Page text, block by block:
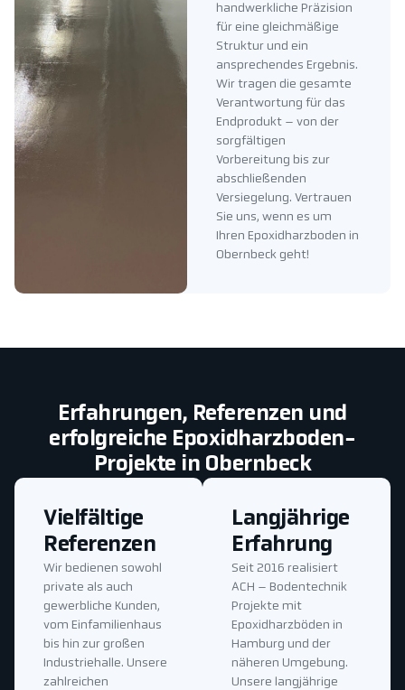
handwerkliche Präzision
für eine gleichmäßige
Struktur und ein
ansprechendes Ergebnis.
Wir tragen die gesamte
Verantwortung für das
Endprodukt – von der
sorgfältigen
Vorbereitung bis zur
abschließenden
Versiegelung. Vertrauen
Sie uns, wenn es um
Ihren Epoxidharzboden in
Obernbeck geht!
Erfahrungen, Referenzen und
erfolgreiche Epoxidharzboden-
Projekte in Obernbeck
Langjährige
Erfahrung
Seit 2016 realisiert
ACH – Bodentechnik
Projekte mit
Epoxidharzböden in
Hamburg und der
näheren Umgebung.
Unsere langjährige
Vielfältige
Referenzen
Wir bedienen sowohl
private als auch
gewerbliche Kunden,
vom Einfamilienhaus
bis hin zur großen
Industriehalle. Unsere
zahlreichen